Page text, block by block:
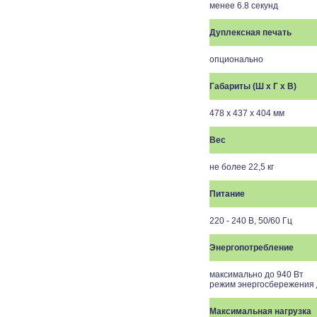
менее 6.8 секунд
Дуплексная печать
опционально
Габариты (Ш x Г x В)
478 x 437 x 404 мм
Вес
не более 22,5 кг
Питание
220 - 240 В, 50/60 Гц
Энергопотребление
максимально до 940 Вт
режим энергосбережения
Максимальная нагрузка